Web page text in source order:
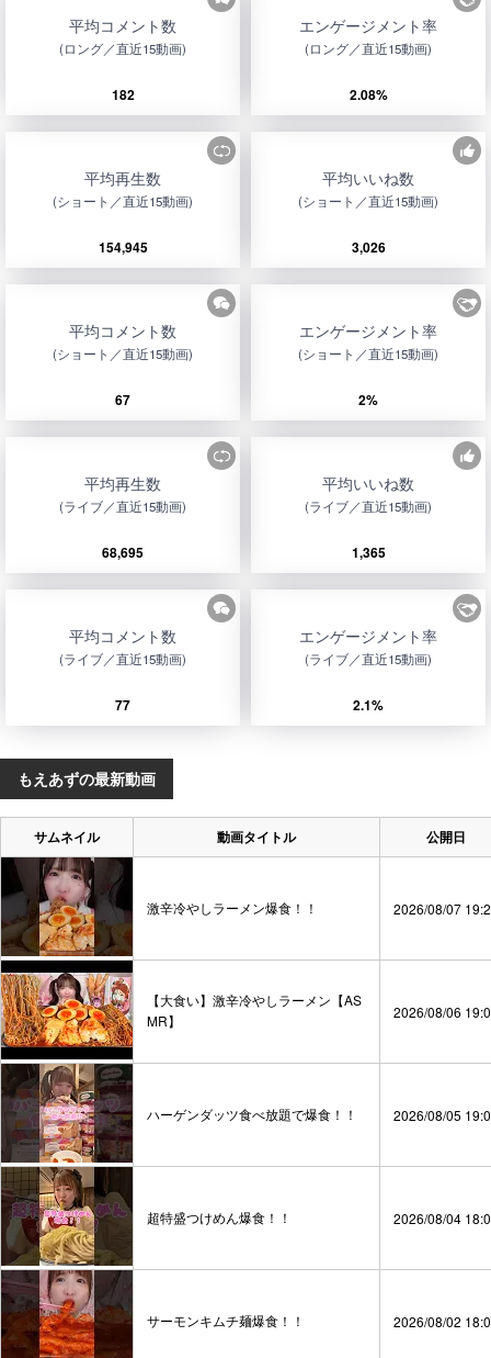
平均コメント数
(ロング／直近15動画)
182
エンゲージメント率
(ロング／直近15動画)
2.08%
平均再生数
(ショート／直近15動画)
154,945
平均いいね数
(ショート／直近15動画)
3,026
平均コメント数
(ショート／直近15動画)
67
エンゲージメント率
(ショート／直近15動画)
2%
平均再生数
(ライブ／直近15動画)
68,695
平均いいね数
(ライブ／直近15動画)
1,365
平均コメント数
(ライブ／直近15動画)
77
エンゲージメント率
(ライブ／直近15動画)
2.1%
もえあずの最新動画
サムネイル 動画タイトル 公開日
激辛冷やしラーメン爆食！！ 2026/08/07
【大食い】激辛冷やしラーメン【AS
MR】
2026/08/06
ハーゲンダッツ食べ放題で爆食！！ 2026/08/05
超特盛つけめん爆食！！ 2026/08/04
サーモンキムチ麺爆食！！ 2026/08/02